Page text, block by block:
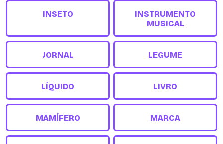
INSETO
INSTRUMENTO
MUSICAL
JORNAL LEGUME
LÍQUIDO LIVRO
MAMÍFERO MARCA